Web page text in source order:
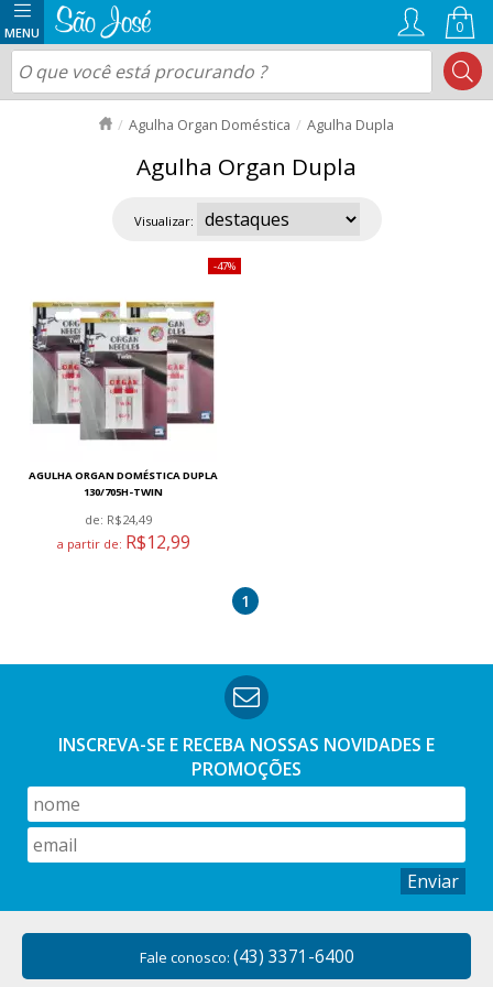
0
Agulha Organ Doméstica Agulha Dupla
Agulha Organ Dupla
Visualizar:
AGULHA ORGAN DOMÉSTICA DUPLA
130/705H-TWIN
de: R$24,49
a partir de: R$12,99
47%
1
INSCREVA-SE E RECEBA NOSSAS NOVIDADES E
PROMOÇÕES
Enviar
Fale conosco: (43) 3371-6400